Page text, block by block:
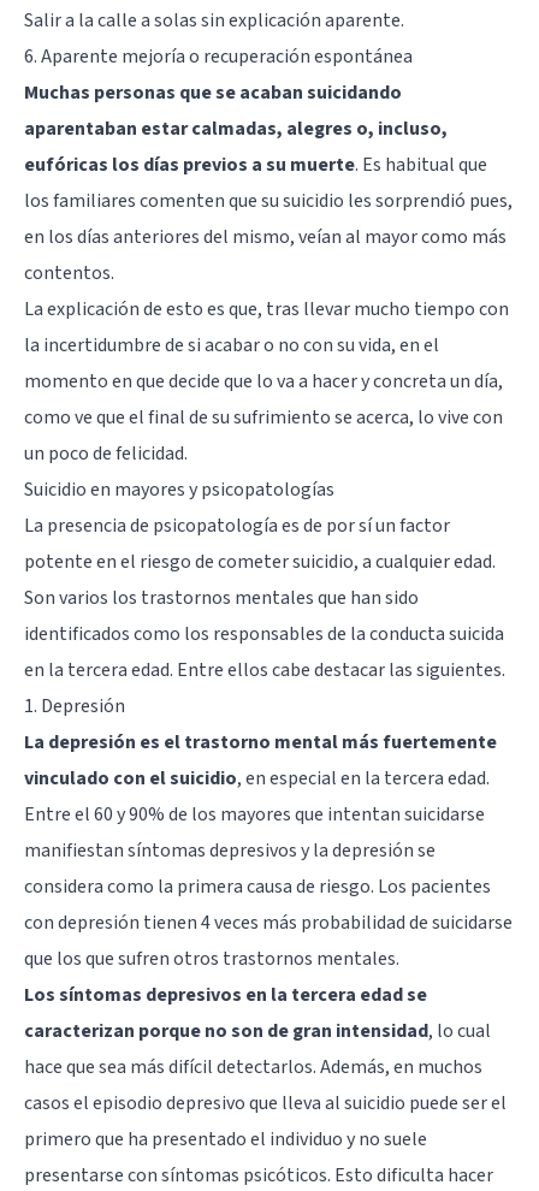
Salir a la calle a solas sin explicación aparente.
6. Aparente mejoría o recuperación espontánea
Muchas personas que se acaban suicidando
aparentaban estar calmadas, alegres o, incluso,
eufóricas los días previos a su muerte. Es habitual que
los familiares comenten que su suicidio les sorprendió pues,
en los días anteriores del mismo, veían al mayor como más
contentos.
La explicación de esto es que, tras llevar mucho tiempo con
la incertidumbre de si acabar o no con su vida, en el
momento en que decide que lo va a hacer y concreta un día,
como ve que el final de su sufrimiento se acerca, lo vive con
un poco de felicidad.
Suicidio en mayores y psicopatologías
La presencia de psicopatología es de por sí un factor
potente en el riesgo de cometer suicidio, a cualquier edad.
Son varios los trastornos mentales que han sido
identificados como los responsables de la conducta suicida
en la tercera edad. Entre ellos cabe destacar las siguientes.
1. Depresión
La depresión es el trastorno mental más fuertemente
vinculado con el suicidio, en especial en la tercera edad.
Entre el 60 y 90% de los mayores que intentan suicidarse
manifiestan síntomas depresivos y la depresión se
considera como la primera causa de riesgo. Los pacientes
con depresión tienen 4 veces más probabilidad de suicidarse
que los que sufren otros trastornos mentales.
Los síntomas depresivos en la tercera edad se
caracterizan porque no son de gran intensidad, lo cual
hace que sea más difícil detectarlos. Además, en muchos
casos el episodio depresivo que lleva al suicidio puede ser el
primero que ha presentado el individuo y no suele
presentarse con síntomas psicóticos. Esto dificulta hacer